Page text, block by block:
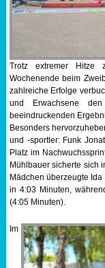
Trotz extremer Hitze
Wochenende beim
zahlreiche Erfolge
und Erwachsene
beeindruckenden
Besonders
und -sportler: Funk
Platz im
Mühlbauer sicherte sich
Mädchen überzeugte
in 4:03 Minuten,
(4:05 Minuten).
Im